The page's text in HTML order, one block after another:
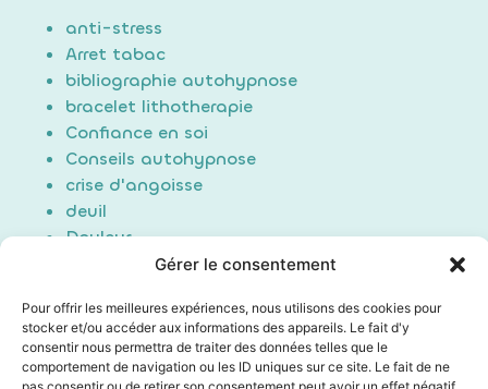
Gérer le consentement
Pour offrir les meilleures expériences, nous utilisons des cookies pour
stocker et/ou accéder aux informations des appareils. Le fait d'y
consentir nous permettra de traiter des données telles que le
comportement de navigation ou les ID uniques sur ce site. Le fait de ne
anti-stress
Arret tabac
bibliographie autohypnose
bracelet lithotherapie
Confiance en soi
Conseils autohypnose
crise d'angoisse
deuil
Douleur
Formation Auto-hypnose
maigrir / perte de poids
Non classé
poids du passé